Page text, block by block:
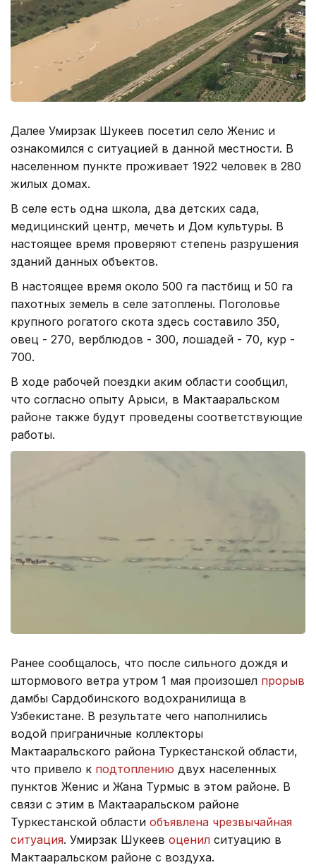
Далее Умирзак Шукеев посетил село Женис и
ознакомился с ситуацией в данной местности. В
населенном пункте проживает 1922 человек в 280
жилых домах.
В селе есть одна школа, два детских сада,
медицинский центр, мечеть и Дом культуры. В
настоящее время проверяют степень разрушения
зданий данных объектов.
В настоящее время около 500 га пастбищ и 50 га
пахотных земель в селе затоплены. Поголовье
крупного рогатого скота здесь составило 350,
овец - 270, верблюдов - 300, лошадей - 70, кур -
700.
В ходе рабочей поездки аким области сообщил,
что согласно опыту Арыси, в Мактааральском
районе также будут проведены соответствующие
работы.
Ранее сообщалось, что после сильного дождя и
штормового ветра утром 1 мая произошел прорыв
дамбы Сардобинского водохранилища в
Узбекистане. В результате чего наполнились
водой приграничные коллекторы
Мактааральского района Туркестанской области,
что привело к подтоплению двух населенных
пунктов Женис и Жана Турмыс в этом районе. В
связи с этим в Мактааральском районе
Туркестанской области объявлена чрезвычайная
ситуация. Умирзак Шукеев оценил ситуацию в
Мактааральском районе с воздуха.